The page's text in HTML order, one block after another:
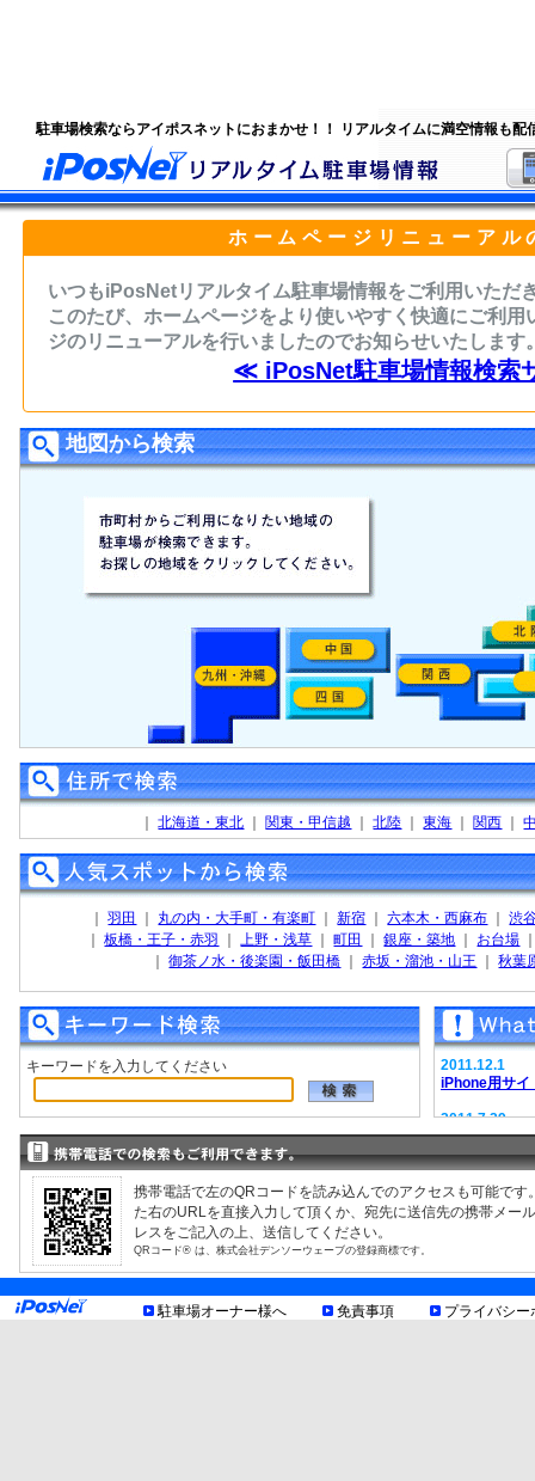
駐車場検索ならアイポスネットにおまかせ！！ リアルタイムに満空情報も配
ホームページリニューアル
いつもiPosNetリアルタイム駐車場情報をご利用いただ
このたび、ホームページをより使いやすく快適にご利
ジのリニューアルを行いましたのでお知らせいたします
≪ iPosNet駐車場情報検索
地図から検索
｜北海道・東北 関東・甲信越 ｜北陸 ｜東海 関西 ｜
｜羽田 丸の内・大手町・有楽町 ｜新宿 ｜六本木・西麻布 ｜渋
｜板橋・王子・赤羽 ｜上野・浅草 ｜町田 ｜銀座・築地 お台場
｜御茶ノ水・後楽園・飯田橋 ｜赤坂・溜池・山王 ｜秋葉
キーワードを入力してください
2011.12.1
iPhone用サイ
2011.7.29
EV充電器情
2008.9.12
駐車場検索サ
携帯電話で左のQRコードを読み込んでのアクセスも可能です
た右のURLを直接入力して頂くか、宛先に送信先の携帯メー
レスをご記入の上、送信してください。
QRコード® は、株式会社デンソーウェーブの登録商標です。
駐車場オーナー様へ 免責事項 プライバシー